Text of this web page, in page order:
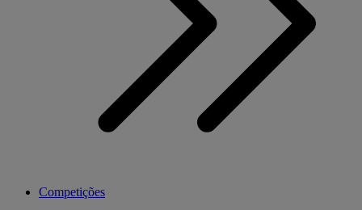
Competições